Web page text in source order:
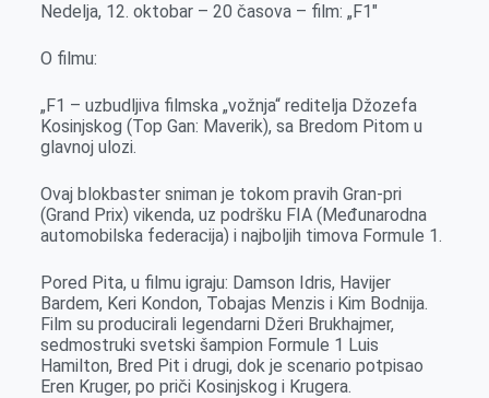
Nedelja, 12. oktobar – 20 časova – film: „F1″
O filmu:
„F1 – uzbudljiva filmska „vožnja“ reditelja Džozefa
Kosinjskog (Top Gan: Maverik), sa Bredom Pitom u
glavnoj ulozi.
Ovaj blokbaster sniman je tokom pravih Gran-pri
(Grand Prix) vikenda, uz podršku FIA (Međunarodna
automobilska federacija) i najboljih timova Formule 1.
Pored Pita, u filmu igraju: Damson Idris, Havijer
Bardem, Keri Kondon, Tobajas Menzis i Kim Bodnija.
Film su producirali legendarni Džeri Brukhajmer,
sedmostruki svetski šampion Formule 1 Luis
Hamilton, Bred Pit i drugi, dok je scenario potpisao
Eren Kruger, po priči Kosinjskog i Krugera.